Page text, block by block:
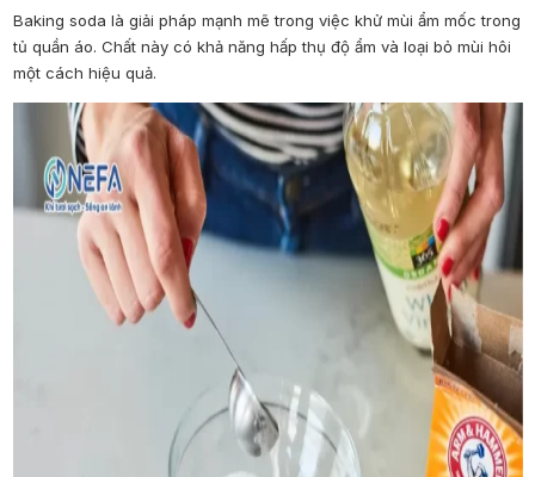
Baking soda là giải pháp mạnh mẽ trong việc khử mùi ẩm mốc trong
tủ quần áo. Chất này có khả năng hấp thụ độ ẩm và loại bỏ mùi hôi
một cách hiệu quả.